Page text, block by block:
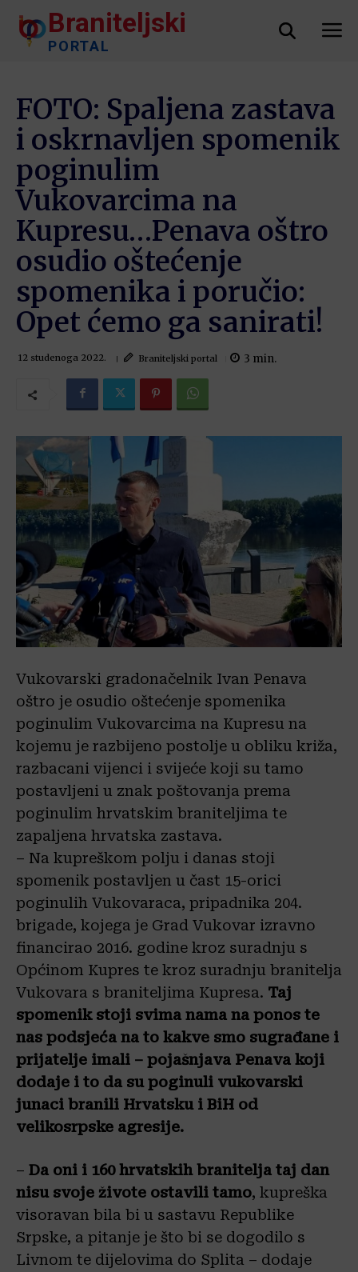
Braniteljski
PORTAL
FOTO: Spaljena zastava
i oskrnavljen spomenik
poginulim
Vukovarcima na
Kupresu…Penava oštro
osudio oštećenje
spomenika i poručio:
Opet ćemo ga sanirati!
12 studenoga 2022. Braniteljski portal 3 min.
Vukovarski gradonačelnik Ivan Penava
oštro je osudio oštećenje spomenika
poginulim Vukovarcima na Kupresu na
kojemu je razbijeno postolje u obliku križa,
razbacani vijenci i svijeće koji su tamo
postavljeni u znak poštovanja prema
poginulim hrvatskim braniteljima te
zapaljena hrvatska zastava.
– Na kupreškom polju i danas stoji
spomenik postavljen u čast 15-orici
poginulih Vukovaraca, pripadnika 204.
brigade, kojega je Grad Vukovar izravno
financirao 2016. godine kroz suradnju s
Općinom Kupres te kroz suradnju branitelja
Vukovara s braniteljima Kupresa. Taj
spomenik stoji svima nama na ponos te
nas podsjeća na to kakve smo sugrađane i
prijatelje imali – pojašnjava Penava koji
dodaje i to da su poginuli vukovarski
junaci branili Hrvatsku i BiH od
velikosrpske agresije.
– Da oni i 160 hrvatskih branitelja taj dan
nisu svoje živote ostavili tamo, kupreška
visoravan bila bi u sastavu Republike
Srpske, a pitanje je što bi se dogodilo s
Livnom te dijelovima do Splita – dodaje